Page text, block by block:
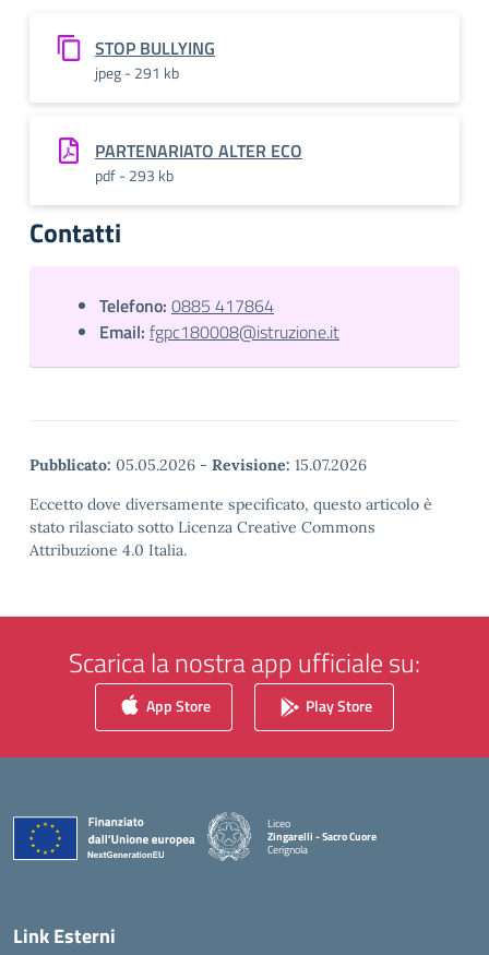
STOP BULLYING
jpeg - 291 kb
PARTENARIATO ALTER ECO
pdf - 293 kb
Contatti
Telefono: 0885 417864
Email: fgpc180008@istruzione.it
Pubblicato: 05.05.2026 - Revisione: 15.07.2026
Eccetto dove diversamente specificato, questo articolo è
stato rilasciato sotto Licenza Creative Commons
Attribuzione 4.0 Italia.
Scarica la nostra app ufficiale su:
App Store Play Store
Liceo
Zingarelli - Sacro Cuore
Cerignola
— Visita la pagina iniziale della scuola
Link Esterni